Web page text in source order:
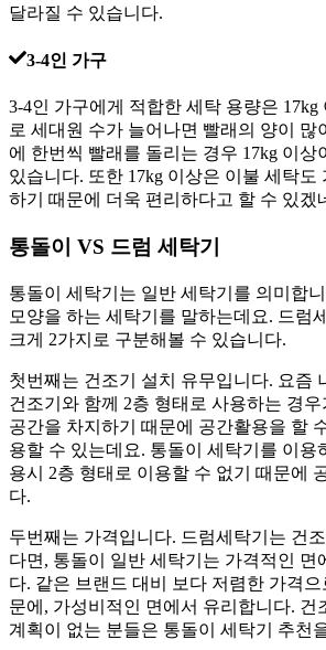
달라질 수 있습니다.
3-4인 가구
3-4인 가구에게 적합한 세탁 용량은 17kg
로 세대원 수가 늘어나면 빨래의 양이 많
에 한번씩 빨래를 돌리는 경우 17kg 이상
있습니다. 또한 17kg 이상은 이불 세탁도
하기 때문에 더욱 편리하다고 할 수 있겠
통돌이 VS 드럼 세탁기
통돌이 세탁기는 일반 세탁기를 의미합
모양을 하는 세탁기를 말하는데요. 드럼
크게 2가지로 구분해볼 수 있습니다.
첫번째는 건조기 설치 유무입니다. 요즘
건조기와 함께 2층 형태로 사용하는 경
공간을 차지하기 때문에 공간활용을 할
용할 수 있는데요. 통돌이 세탁기를 이용
용시 2층 형태로 이용할 수 없기 때문에
다.
두번째는 가격입니다. 드럼세탁기는 건
다면, 통돌이 일반 세탁기는 가격적인 면
다. 같은 브랜드 대비 보다 저렴한 가격
문에, 가성비적인 면에서 유리합니다. 건
계획이 없는 분들은 통돌이 세탁기 추천